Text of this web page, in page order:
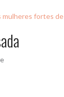
mulheres fortes